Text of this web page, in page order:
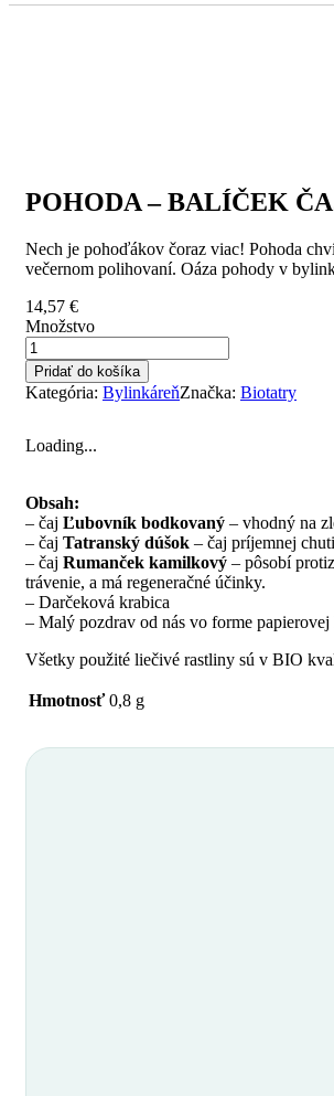
POHODA – BALÍČEK
Nech je pohoďákov čoraz viac! Pohoda
večernom polihovaní. Oáza pohody v
14,57 €
Množstvo
Pridať do košíka
Kategória: BylinkáreňZnačka: Biotatry
Loading...
Obsah:
– čaj Ľubovník bodkovaný – vhodný na
– čaj Tatranský dúšok – čaj príjemnej
– čaj Rumanček kamilkový – pôsobí
trávenie, a má regeneračné účinky.
– Darčeková krabica
– Malý pozdrav od nás vo forme
Všetky použité liečivé rastliny sú v BIO
Hmotnosť 0,8 g